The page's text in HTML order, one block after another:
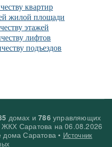
квартир
жилой площади
этажей
лифтов
подъездов
домах и786управляющих
ЖКХ Саратова на06.08.2026
Саратова • Источник